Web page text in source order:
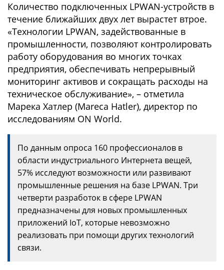
Количество подключенных LPWAN-устройств в
течение ближайших двух лет вырастет втрое.
«Технологии LPWAN, задействованные в
промышленности, позволяют контролировать
работу оборудования во многих точках
предприятия, обеспечивать непрерывный
мониторинг активов и сокращать расходы на
техническое обслуживание», – отметила
Марека Хатлер (Mareca Hatler), директор по
исследованиям ON World.
По данным опроса 160 профессионалов в
области индустриального Интернета вещей,
57% исследуют возможности или развивают
промышленные решения на базе LPWAN. Три
четверти разработок в сфере LPWAN
предназначены для новых промышленных
приложений IoT, которые невозможно
реализовать при помощи других технологий
связи.